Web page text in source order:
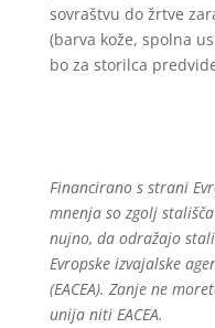
sovraštvu do žrtve
(barva kože, spolna
bo za storilca
Financirano s strani
mnenja so zgolj
nujno, da odražajo
Evropske izvajalske
(EACEA). Zanje ne
unija niti EACEA.